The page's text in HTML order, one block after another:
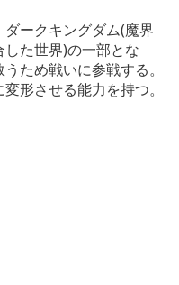
ークキングダム(魔界
た世界)の一部とな
ため戦いに参戦する。
形させる能力を持つ。